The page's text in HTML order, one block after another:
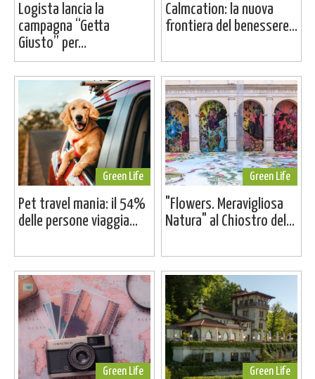
Logista lancia la
campagna “Getta
Giusto” per...
Calmcation: la nuova
frontiera del benessere...
Green Life
Pet travel mania: il 54%
delle persone viaggia...
Green Life
"Flowers. Meravigliosa
Natura" al Chiostro del...
Green Life Green Life